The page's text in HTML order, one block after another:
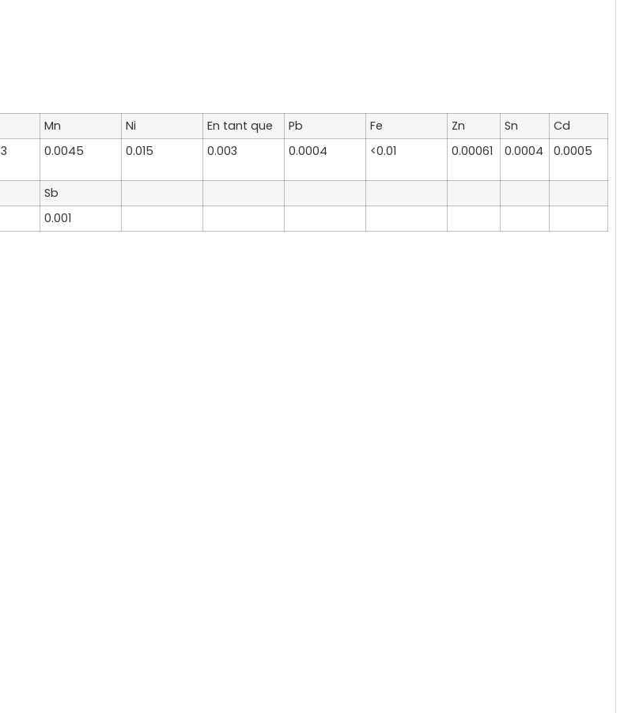
Mn Ni En tant que Pb Fe Zn Sn
Cd
0.0045 0.015 0.003 0.0004 <0.01 0.00061 0.0004 0.0005
Sb
0.001